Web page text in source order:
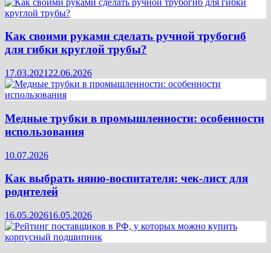
Как своими руками сделать ручной трубогиб
для гибки круглой трубы?
17.03.2021 22.06.2026
Медные трубки в промышленности: особенности
использования
10.07.2026
Как выбрать няню-воспитателя: чек‑лист для
родителей
16.05.202616.05.2026